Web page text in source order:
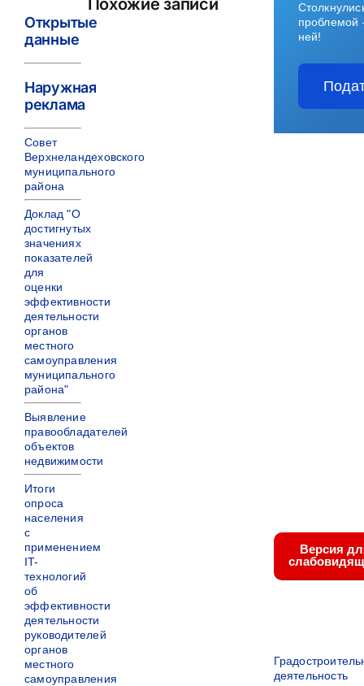
Похожие записи
Открытые
данные
Наружная
реклама
Совет
Верхнеландеховского
муниципального
района
Доклад "О
достигнутых
значениях
показателей
для
оценки
эффективности
деятельности
органов
местного
самоуправления
муниципального
района"
Выявление
правообладателей
объектов
недвижимости
Итоги
опроса
населения
с
применением
IT-
технологий
об
эффективности
деятельности
руководителей
органов
местного
самоуправления
ней!
Версия
деятельность